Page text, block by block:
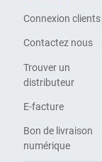
Connexion clients
Contactez nous
Trouver un
distributeur
E-facture
Bon de livraison
numérique